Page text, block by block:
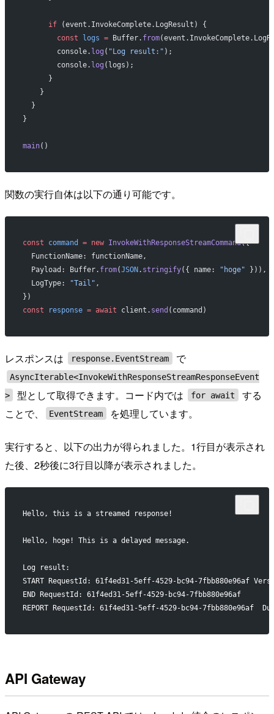
      if
(event.InvokeComplete.LogResult) {
        const
logs = Buffer. from
        console.
log ( "Log result:" );
        console.
log (logs);
      }
    }
  }
}
main()
関数の実行自体は以下の通り可能です。
const command = new InvokeWithResponseStreamCommand({
  FunctionName: functionName,
  Payload: Buffer.
from(JSON . stringify({ name: "hoge" })),
  LogType:
"Tail" ,
})
const response = await client. send (command)
レスポンスは response.EventStream で
AsyncIterable<InvokeWithResponseStreamResponseEvent
>
型として取得できます。コード内では for await
する
ことで、
EventStream を処理しています。
実行すると、以下の出力が得られました。1行目が表示され
た後、2秒後に3行目以降が表示されました。
Hello, this is a streamed response!
Hello, hoge! This is a delayed message.
Log result:
START RequestId: 61f4ed31-5eff-4529-bc94-7fbb880e96af
END RequestId: 61f4ed31-5eff-4529-bc94-7fbb880e96af
REPORT RequestId: 61f4ed31-5eff-4529-bc94-
API Gateway